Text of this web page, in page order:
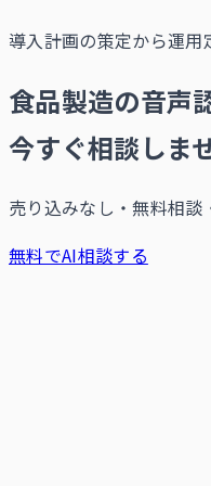
導入計画の策定から運用
食品製造の音声
今すぐ相談しま
売り込みなし・無料相
無料でAI相談する